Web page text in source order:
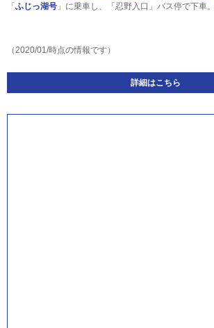
「ふじっ湖号 」に乗車し、「忍野入口」バス停で下車
（2020/01/時点の情報です）
詳細はこちら